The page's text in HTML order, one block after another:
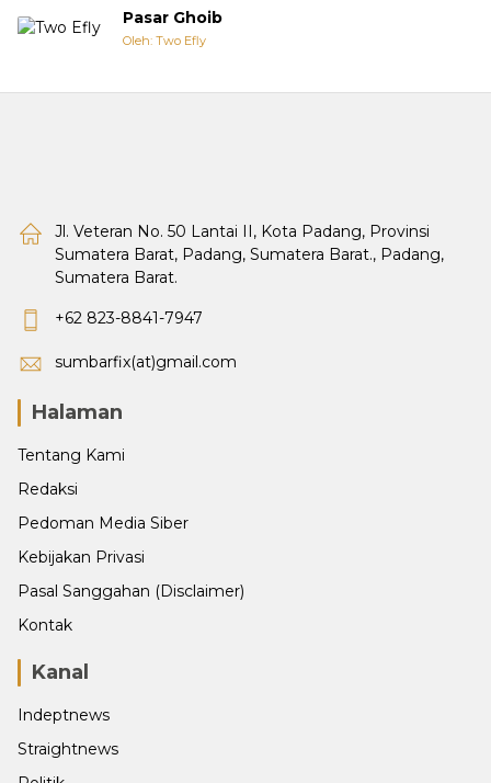
Pasar Ghoib
Oleh: Two Efly
Jl. Veteran No. 50 Lantai II, Kota Padang, Provinsi
Sumatera Barat, Padang, Sumatera Barat., Padang,
Sumatera Barat.
+62 823-8841-7947
sumbarfix(at)gmail.com
Halaman
Tentang Kami
Redaksi
Pedoman Media Siber
Kebijakan Privasi
Pasal Sanggahan (Disclaimer)
Kontak
Kanal
Indeptnews
Straightnews